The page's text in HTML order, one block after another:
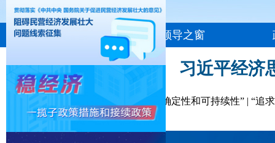
习近平经济
“不断增强我国发展的确定性和可持续性” | “